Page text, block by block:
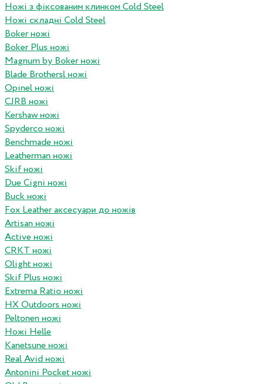
Ножі з фіксованим клинком Cold Steel
Ножі складні Cold Steel
Boker ножі
Boker Plus ножі
Magnum by Boker ножі
Blade Brothersl ножі
Opinel ножі
CJRB ножі
Kershaw ножі
Spyderco ножі
Benchmade ножі
Leatherman ножі
Skif ножі
Due Cigni ножі
Buck ножі
Fox Leather аксесуари до ножів
Artisan ножі
Active ножі
CRKT ножі
Olight ножі
Skif Plus ножі
Extrema Ratio ножі
HX Outdoors ножі
Peltonen ножі
Ножі Helle
Kanetsune ножі
Real Avid ножі
Antonini Pocket ножі